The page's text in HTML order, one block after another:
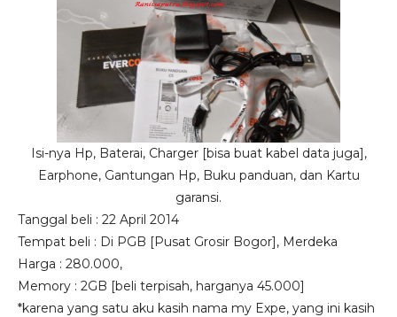
Isi-nya Hp, Baterai, Charger [bisa buat kabel data juga],
Earphone, Gantungan Hp, Buku panduan, dan Kartu
garansi.
Tanggal beli : 22 April 2014
Tempat beli : Di PGB [Pusat Grosir Bogor], Merdeka
Harga : 280.000,
Memory : 2GB [beli terpisah, harganya 45.000]
*karena yang satu aku kasih nama my Expe, yang ini kasih